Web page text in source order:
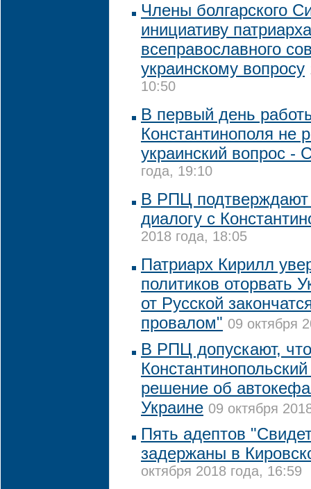
Члены болгарского
инициативу
всеправославного
украинскому вопросу
10:50
В первый день
Константинополя не
украинский вопрос -
года, 19:10
В РПЦ подтверждают
диалогу с
2018 года, 18:05
Патриарх Кирилл
политиков оторвать
от Русской
провалом" 09 октября
В РПЦ допускают, что
решение об
Украине 09 октября
Пять адептов
задержаны в
октября 2018 года, 16:59